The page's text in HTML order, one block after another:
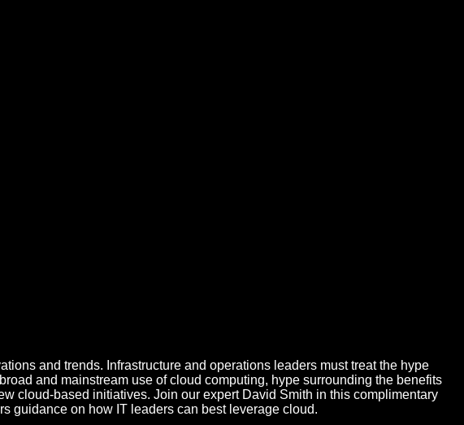
and trends. Infrastructure and operations leaders must treat the hype
and mainstream use of cloud computing, hype surrounding the benefits
cloud-based initiatives. Join our expert David Smith in this complimentary
guidance on how IT leaders can best leverage cloud.